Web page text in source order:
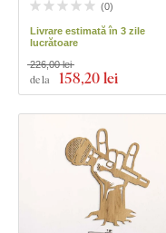
(0)
Livrare estimată în 3 zile
lucrătoare
de la 158,20 lei
226,00 lei